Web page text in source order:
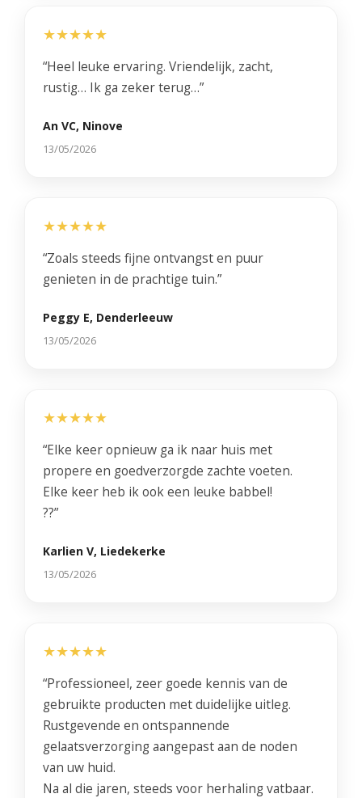
★★★★★
“Heel leuke ervaring. Vriendelijk, zacht,
rustig… Ik ga zeker terug…”
An VC, Ninove
13/05/2026
★★★★★
“Zoals steeds fijne ontvangst en puur
genieten in de prachtige tuin.”
Peggy E, Denderleeuw
13/05/2026
★★★★★
“Elke keer opnieuw ga ik naar huis met
propere en goedverzorgde zachte voeten.
Elke keer heb ik ook een leuke babbel!
??”
Karlien V, Liedekerke
13/05/2026
★★★★★
“Professioneel, zeer goede kennis van de
gebruikte producten met duidelijke uitleg.
Rustgevende en ontspannende
gelaatsverzorging aangepast aan de noden
van uw huid.
Na al die jaren, steeds voor herhaling vatbaar.